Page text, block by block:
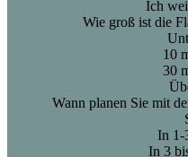
Ich
Wie groß ist die
10
30
Wann planen Sie mit
In 1-
In 3